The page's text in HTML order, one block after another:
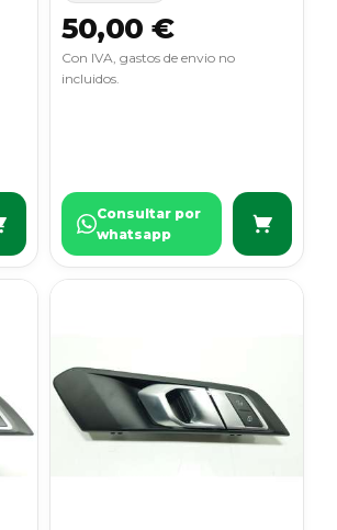
50,00 €
Con IVA, gastos de envio no
incluidos.
Consultar por
whatsapp